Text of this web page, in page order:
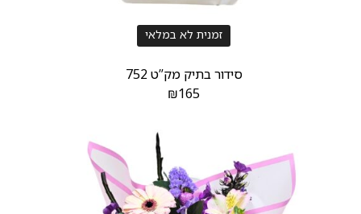
זמנית לא במלאי
סידור בתיק מק”ט 752
₪165